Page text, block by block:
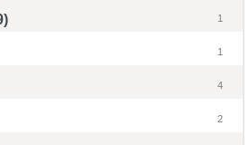
1
1
4
2